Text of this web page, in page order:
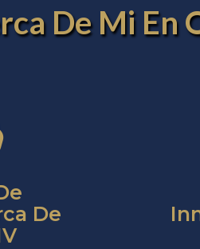
De Mi En
De